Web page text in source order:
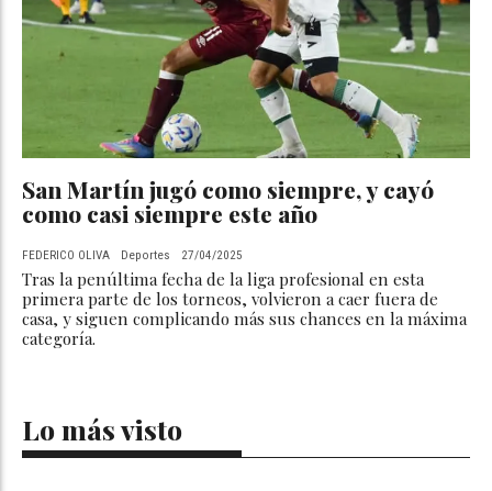
San Martín jugó como siempre, y cayó
como casi siempre este año
FEDERICO OLIVA Deportes 27/04/2025
Tras la penúltima fecha de la liga profesional en esta
primera parte de los torneos, volvieron a caer fuera de
casa, y siguen complicando más sus chances en la máxima
categoría.
Lo más visto